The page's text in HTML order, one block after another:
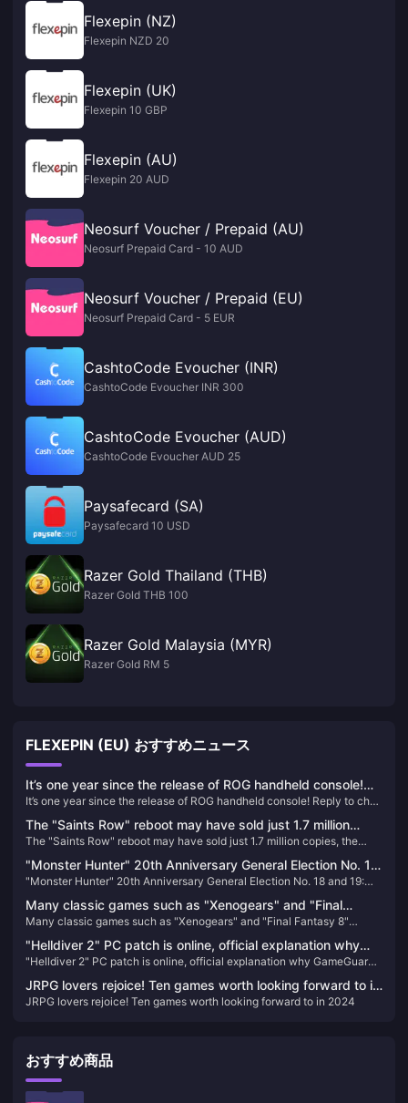
Flexepin (NZ)
Flexepin NZD 20
Flexepin (UK)
Flexepin 10 GBP
Flexepin (AU)
Flexepin 20 AUD
Neosurf Voucher / Prepaid (AU)
Neosurf Prepaid Card - 10 AUD
Neosurf Voucher / Prepaid (EU)
Neosurf Prepaid Card - 5 EUR
CashtoCode Evoucher (INR)
CashtoCode Evoucher INR 300
CashtoCode Evoucher (AUD)
CashtoCode Evoucher AUD 25
Paysafecard (SA)
Paysafecard 10 USD
Razer Gold Thailand (THB)
Razer Gold THB 100
Razer Gold Malaysia (MYR)
Razer Gold RM 5
FLEXEPIN (EU) おすすめニュース
It’s one year since the release of ROG handheld console!
Reply to chat about your experience and get official
peripherals & various 3A masterpieces!
It’s one year since the release of ROG handheld console! Reply to chat
masterpieces!
The "Saints Row" reboot may have sold just 1.7 million
copies, the lowest number in the series' history
The "Saints Row" reboot may have sold just 1.7 million copies, the
"Monster Hunter" 20th Anniversary General Election No. 18
and 19: Dark Wave Dragon and Tian Yu Dragon appear
"Monster Hunter" 20th Anniversary General Election No. 18 and 19:
Many classic games such as "Xenogears" and "Final
Fantasy 8" celebrate their anniversaries
Many classic games such as "Xenogears" and "Final Fantasy 8"
"Helldiver 2" PC patch is online, official explanation why
GameGuard anti-cheat system is used
"Helldiver 2" PC patch is online, official explanation why GameGuard
JRPG lovers rejoice! Ten games worth looking forward to in
2024
JRPG lovers rejoice! Ten games worth looking forward to in 2024
おすすめ商品